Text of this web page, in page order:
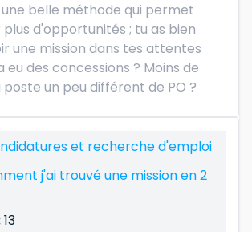
une belle méthode qui permet
plus d'opportunités ; tu as bien
une mission dans tes attentes
eu des concessions ? Moins de
poste un peu différent de PO ?
et recherche d'emploi
j'ai trouvé une mission en 2
13